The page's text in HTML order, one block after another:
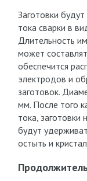
Заготовки
тока сварки в
Длительность
может
обеспечится
электродов и
заготовок.
мм. После того
тока,
будут
остыть и